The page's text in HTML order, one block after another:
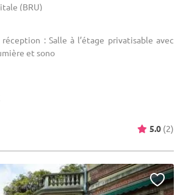
(BRU)
: Salle à l’étage privatisable avec
et sono
5.0 (2)